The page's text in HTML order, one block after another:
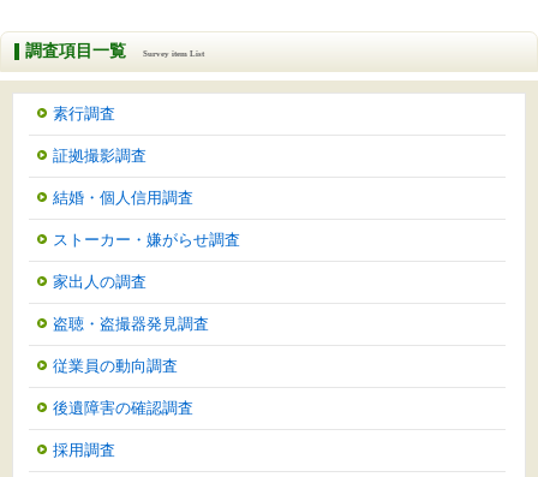
調査項目一覧 Survey item List
素行調査
証拠撮影調査
結婚・個人信用調査
ストーカー・嫌がらせ調査
家出人の調査
盗聴・盗撮器発見調査
従業員の動向調査
後遺障害の確認調査
採用調査